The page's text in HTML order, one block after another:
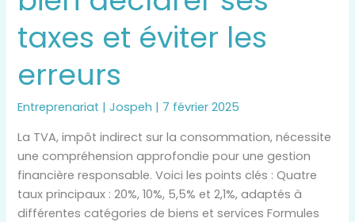
taxes et éviter les
erreurs
Entreprenariat |Jospeh | 7 février 2025
La TVA, impôt indirect sur la consommation, nécessite
une compréhension approfondie pour une gestion
financière responsable. Voici les points clés : Quatre
taux principaux : 20%, 10%, 5,5% et 2,1%, adaptés à
différentes catégories de biens et services Formules